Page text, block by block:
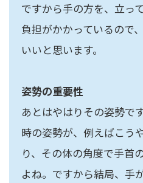
ですから手の方を、立っ
負担がかかっているので
いいと思います。
姿勢の重要性
あとはやはりその姿勢で
時の姿勢が、例えばこう
り、その体の角度で手首
よね。ですから結局、手